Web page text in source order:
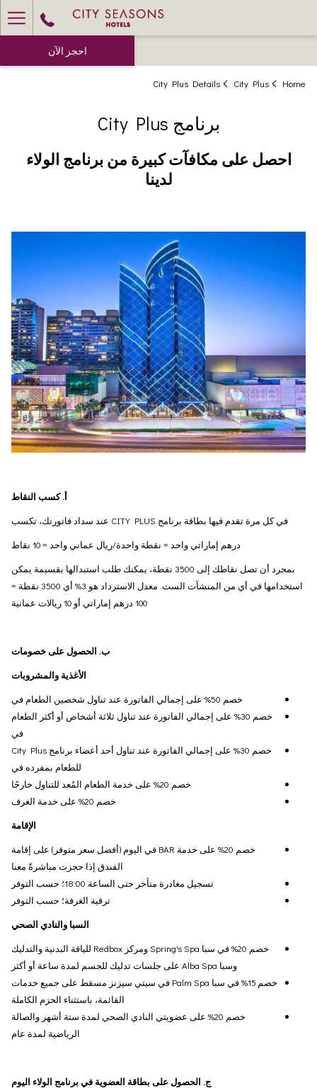
احجز الآن
Home
City Plus
City Plus Details
برنامج City Plus
احصل على مكافآت كبيرة من برنامج الولاء
لدينا
أ. كسب النقاط
في كل مرة تقدم فيها بطاقة برنامج CITY PLUS عند سداد فاتورتك، تكسب
درهم إماراتي واحد = نقطة واحدة/ريال عماني واحد = 10 نقاط
بمجرد أن تصل نقاطك إلى 3500 نقطة، يمكنك طلب استبدالها بقسيمة يمكن
استخدامها في أي من المنشآت الست. معدل الاسترداد هو 3% أي 3500 نقطة =
100 درهم إماراتي أو 10 ريالات عمانية
ب. الحصول على خصومات
الأغذية والمشروبات
خصم 50% على إجمالي الفاتورة عند تناول شخصين الطعام في
خصم 30% على إجمالي الفاتورة عند تناول ثلاثة أشخاص أو أكثر الطعام
في
خصم 30% على إجمالي الفاتورة عند تناول أحد أعضاء برنامج City Plus
للطعام بمفرده في
خصم 20% على خدمة الطعام المُعد للتناول خارجًا
خصم 20% على خدمة الغرف
الإقامة
خصم 20% على خدمة BAR في اليوم (أفضل سعر متوفر) على إقامة
الفندق إذا حجزت مباشرةً معنا
تسجيل مغادرة متأخر حتى الساعة 18:00؛ حسب التوفر
ترقية الغرفة؛ حسب التوفر
السبا والنادي الصحي
خصم 20% في سبا Spring's Spa ومركز Redbox للياقة البدنية والتدليك
وسبا Alba Spa على جلسات تدليك للجسم لمدة ساعة أو أكثر
خصم 15% في سبا Palm Spa في سيتي سيزنز مسقط على جميع خدمات
القائمة، باستثناء الحزم الكاملة
خصم 20% على عضويتي النادي الصحي لمدة ستة أشهر والصالة
الرياضية لمدة عام
ج. الحصول على بطاقة العضوية في برنامج الولاء اليوم